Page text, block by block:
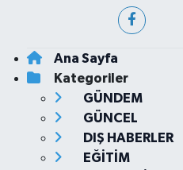
Ana Sayfa
Kategoriler
GÜNDEM
GÜNCEL
DIŞ HABERLER
EĞİTİM